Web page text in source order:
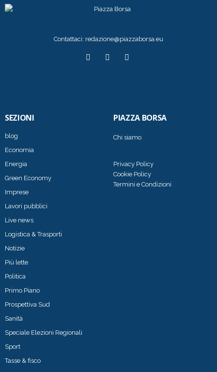
Contattaci: redazione@piazzaborsa.eu
SEZIONI
blog
Economia
Energia
Green Economy
Imprese
Lavori pubblici
Live news
Logistica & Trasporti
Notizie
Più lette
Politica
Primo Piano
Prospettiva Sud
Sanità
Speciale Elezioni Regionali
Sport
Tasse & fisco
PIAZZA BORSA
Chi siamo
Privacy Policy
Cookie Policy
Termini e Condizioni